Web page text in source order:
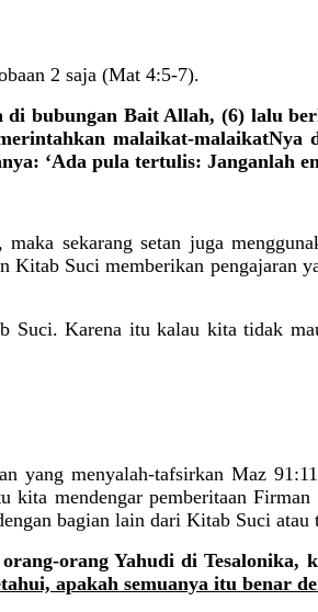
2 saja (Mat 4:5-7).
bubungan Bait Allah, (6) lalu
malaikat-malaikatNya
‘Ada pula tertulis: Janganlah
sekarang setan juga
Suci memberikan pengajaran
Suci. Karena itu kalau kita tidak
yang menyalah-tafsirkan Maz
mendengar pemberi­taan
bagian lain dari Kitab Suci atau
orang Yahudi di Tesalonika,
apakah semuanya itu benar